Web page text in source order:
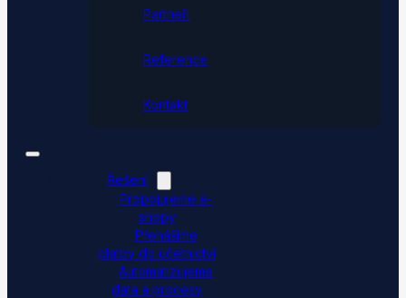
Partneři
Reference
Kontakt
Řešení
Propojujeme e-
shopy
Přenášíme
platby do účetnictví
Automatizujeme
data a procesy